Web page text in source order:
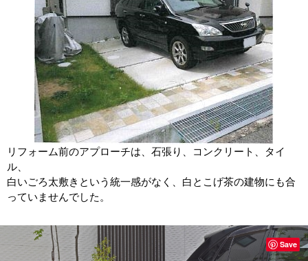
リフォーム前のアプローチは、石張り、コンクリート、タイ
ル、
白いごろ太敷きという統一感がなく、白とこげ茶の建物にも合
っていませんでした。
Save